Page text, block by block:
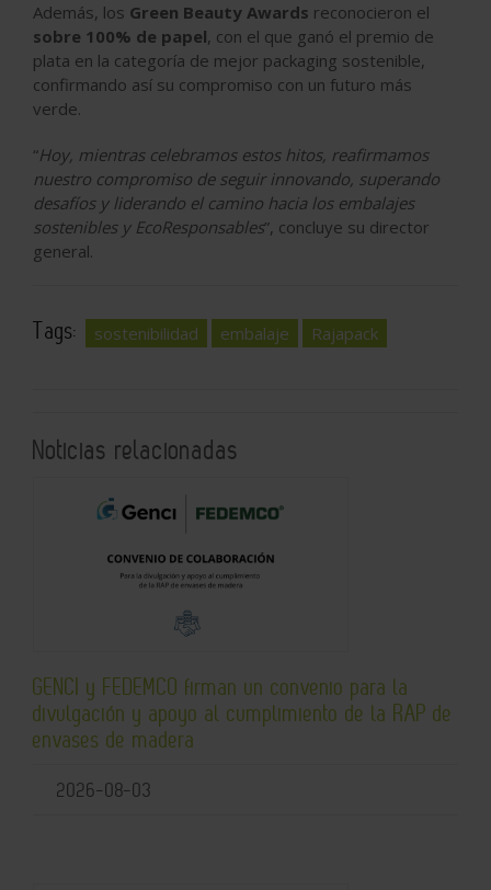
Además, los Green Beauty Awards reconocieron el
sobre 100% de papel, con el que ganó el premio de
plata en la categoría de mejor packaging sostenible,
confirmando así su compromiso con un futuro más
verde.
“Hoy, mientras celebramos estos hitos, reafirmamos
nuestro compromiso de seguir innovando, superando
desafíos y liderando el camino hacia los embalajes
sostenibles y EcoResponsables”, concluye su director
general.
Tags: sostenibilidad embalaje Rajapack
Noticias relacionadas
GENCI y FEDEMCO firman un convenio para la
divulgación y apoyo al cumplimiento de la RAP de
envases de madera
2026-08-03